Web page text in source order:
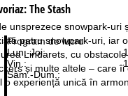
Program de lucru
Lun.-Joi:
Vin.:
Sâm.-Dum.:
The Stash
unsprezece snowpark-uri
patru snowpark-uri, iar
Lindarets, cu
și multe altele – care
o experiență unică în